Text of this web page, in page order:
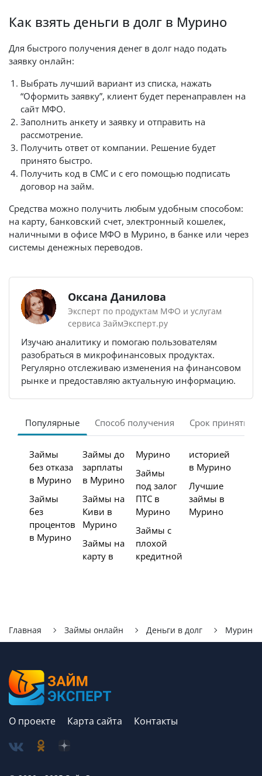
Как взять деньги в долг в Мурино
Для быстрого получения денег в долг надо подать
заявку онлайн:
Выбрать лучший вариант из списка, нажать
“Оформить заявку”, клиент будет перенаправлен на
сайт МФО.
Заполнить анкету и заявку и отправить на
рассмотрение.
Получить ответ от компании. Решение будет
принято быстро.
Получить код в СМС и с его помощью подписать
договор на займ.
Средства можно получить любым удобным способом:
на карту, банковский счет, электронный кошелек,
наличными в офисе МФО в Мурино, в банке или через
системы денежных переводов.
Оксана Данилова
Эксперт по продуктам МФО и услугам
сервиса ЗаймЭксперт.ру
Изучаю аналитику и помогаю пользователям
разобраться в микрофинансовых продуктах.
Регулярно отслеживаю изменения на финансовом
рынке и предоставляю актуальную информацию.
Популярные Способ получения Срок принятия
Займы
без отказа
в Мурино
Займы
без
процентов
в Мурино
Займы до
зарплаты
в Мурино
Займы на
Киви в
Мурино
Займы на
карту в
Мурино
Займы
под залог
ПТС в
Мурино
Займы с
плохой
кредитной
историей
в Мурино
Лучшие
займы в
Мурино
Главная Займы онлайн Деньги в долг Мурино
О проекте Карта сайта Контакты